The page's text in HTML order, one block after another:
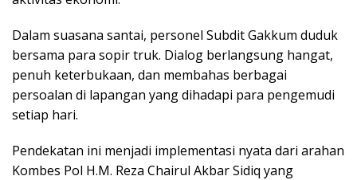
Dalam suasana santai, personel Subdit Gakkum duduk
bersama para sopir truk. Dialog berlangsung hangat,
penuh keterbukaan, dan membahas berbagai
persoalan di lapangan yang dihadapi para pengemudi
setiap hari.
Pendekatan ini menjadi implementasi nyata dari arahan
Kombes Pol H.M. Reza Chairul Akbar Sidiq yang